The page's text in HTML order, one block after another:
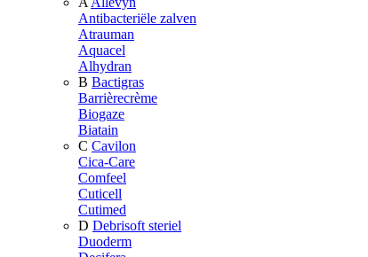
Antibacteriële zalven
Atrauman
Aquacel
Alhydran
B Bactigras
Barrièrecrème
Biogaze
Biatain
C Cavilon
Cica-Care
Comfeel
Cuticell
Cutimed
D Debrisoft steriel
Duoderm